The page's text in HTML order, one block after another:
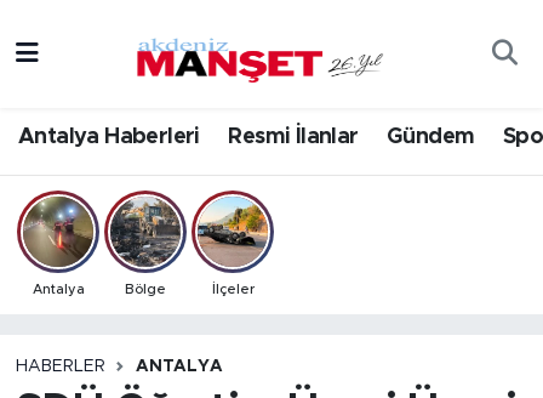
Antalya Haberleri Resmi İlanlar Gündem
Antalya Bölge İlçeler
HABERLER ANTALYA
Bilim & Teknoloji
Eğitim
Ekonomi
Antalya Hava Durumu
Antalya Namaz Vakitleri
Antalya Trafik Yoğunluk Haritası